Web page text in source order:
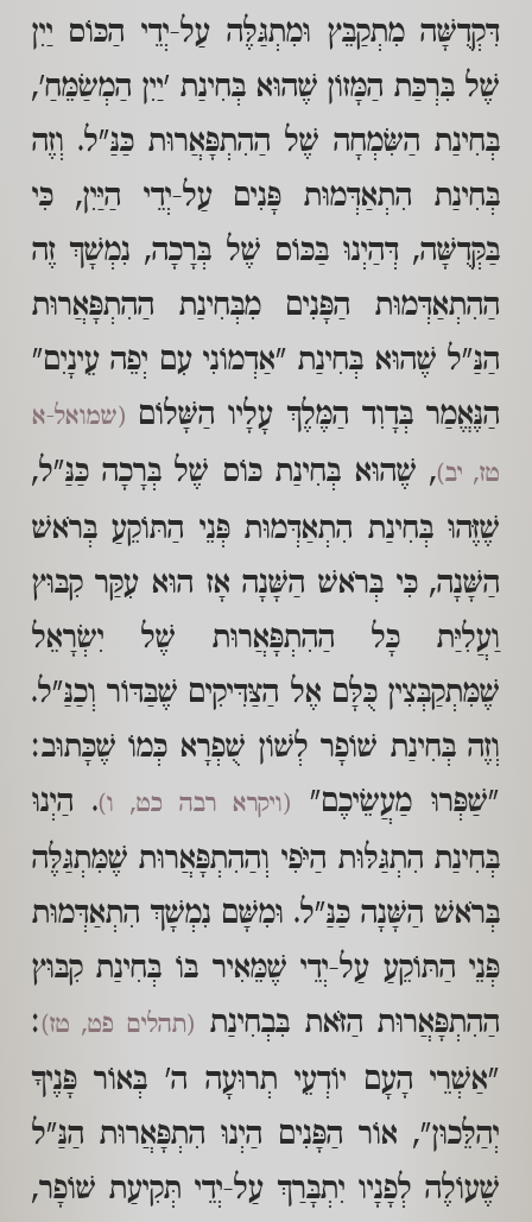
דִּקְדֻשָּׁה מִתְקַבֵּץ וּמִתְגַּלֶּה עַל-יְדֵי הַכּוֹס יַיִן
שֶׁל בִּרְכַּת הַמָּזוֹן שֶׁהוּא בְּחִינַת 'יַיִן הַמְשַׂמֵּחַ',
בְּחִינַת הַשִּׂמְחָה שֶׁל הַהִתְפָּאֲרוּת כַּנַּ"ל. וְזֶה
בְּחִינַת הִתְאַדְּמוּת פָּנִים עַל-יְדֵי הַיַּיִן, כִּי
בַּקְּדֻשָּׁה, דְּהַיְנוּ בַּכּוֹס שֶׁל בְּרָכָה, נִמְשָׁךְ זֶה
הַהִתְאַדְּמוּת הַפָּנִים מִבְּחִינַת הַהִתְפָּאֲרוּת
הַנַּ"ל שֶׁהוּא בְּחִינַת "אַדְמוֹנִי עִם יְפֵה עֵינָיִם"
הַנֶּאֱמַר בְּדָוִד הַמֶּלֶךְ עָלָיו הַשָּׁלוֹם (שמואל-א
טז, יב), שֶׁהוּא בְּחִינַת כּוֹס שֶׁל בְּרָכָה כַּנַּ"ל,
שֶׁזֶּהוּ בְּחִינַת הִתְאַדְּמוּת פְּנֵי הַתּוֹקֵעַ בְּרֹאשׁ
הַשָּׁנָה, כִּי בְּרֹאשׁ הַשָּׁנָה אָז הוּא עִקַּר קִבּוּץ
וַעֲלִיַּת כָּל הַהִתְפָּאֲרוּת שֶׁל יִשְׂרָאֵל
שֶׁמִּתְקַבְּצִין כֻּלָּם אֶל הַצַּדִּיקִים שֶׁבַּדּוֹר וְכַנַּ"ל.
וְזֶה בְּחִינַת שׁוֹפָר לְשׁוֹן שֻׁפְרָא כְּמוֹ שֶׁכָּתוּב:
"שַׁפְּרוּ מַעֲשֵׂיכֶם"
(ויקרא רבה כט, ו). הַיְנוּ
בְּחִינַת הִתְגַּלּוּת הַיֹּפִי וְהַהִתְפָּאֲרוּת שֶׁמִּתְגַּלֶּה
בְּרֹאשׁ הַשָּׁנָה כַּנַּ"ל. וּמִשָּׁם נִמְשָׁךְ הִתְאַדְּמוּת
פְּנֵי הַתּוֹקֵעַ עַל-יְדֵי שֶׁמֵּאִיר בּוֹ בְּחִינַת קִבּוּץ
הַהִתְפָּאֲרוּת הַזֹּאת בִּבְחִינַת (תהלים פט, טז):
"אַשְׁרֵי הָעָם יוֹדְעֵי תְרוּעָה ה' בְּאוֹר פָּנֶיךָ
יְהַלֵּכוּן", אוֹר הַפָּנִים הַיְנוּ הִתְפָּאֲרוּת הַנַּ"ל
שֶׁעוֹלֶה לְפָנָיו יִתְבָּרַךְ עַל-יְדֵי תְּקִיעַת שׁוֹפָר,